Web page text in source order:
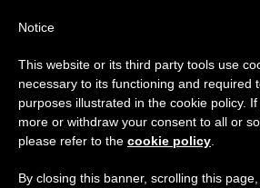
PAPI
Notice
This website or its third party tools use
necessary to its functioning and required
purposes illustrated in the cookie policy.
more or withdraw your consent to all or
please refer to the cookie policy
By closing this banner, scrolling this